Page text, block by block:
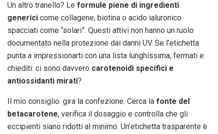
Un altro tranello? Le formule piene di ingredienti
generici come collagene, biotina o acido ialuronico
spacciati come “solari”. Questi attivi non hanno un ruolo
documentato nella protezione dai danni UV. Se l’etichetta
punta a impressionarti con una lista lunghissima, fermati e
chiediti: ci sono davvero carotenoidi specifici e
antiossidanti mirati?
Il mio consiglio: gira la confezione. Cerca la fonte del
betacarotene, verifica il dosaggio e controlla che gli
eccipienti siano ridotti al minimo. Un’etichetta trasparente è